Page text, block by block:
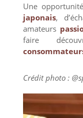
Une
japonais,
amateurs
faire
Crédit photo :